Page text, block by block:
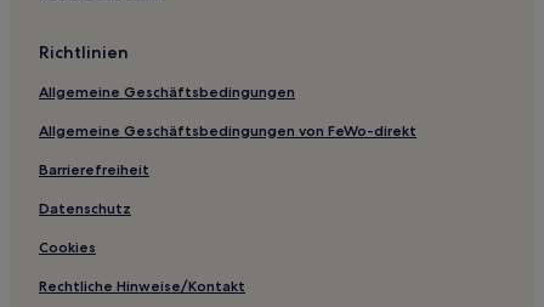
Bosque de Geriba: Hotels
Hotels nahe Praia da Joana
Brava: Hotels
Praia de Geribá: Hotels
Caravelas Hotels
Baía Formosa: Hotels
Hotels nahe Praça da Baleia
Richtlinien
Allgemeine Geschäftsbedingungen
Allgemeine Geschäftsbedingungen von FeWo-direkt
Barrierefreiheit
Datenschutz
Cookies
Rechtliche Hinweise/Kontakt